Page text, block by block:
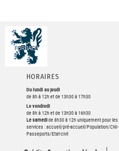
HORAIRES
Du lundi au jeudi
de 8h à 12h et de 13h30 à 17h30
Le vendredi
de 8h à 12h et de 13h30 à 16h30
Le samedide 8h30 à 12h uniquement pour les
services : accueil/pré-accueil/Population/CNI-
Passeports/Etat-civil